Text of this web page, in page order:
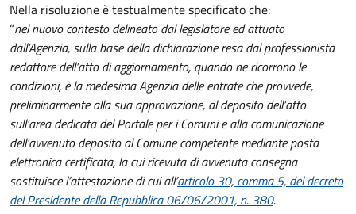
Nella risoluzione è testualmente specificato che:
“nel nuovo contesto delineato dal legislatore ed attuato
dall’Agenzia, sulla base della dichiarazione resa dal professionista
redattore dell’atto di aggiornamento, quando ne ricorrono le
condizioni, è la medesima Agenzia delle entrate che provvede,
preliminarmente alla sua approvazione, al deposito dell’atto
sull’area dedicata del Portale per i Comuni e alla comunicazione
dell’avvenuto deposito al Comune competente mediante posta
elettronica certificata, la cui ricevuta di avvenuta consegna
sostituisce l’attestazione di cui all’articolo 30, comma 5, del decreto
del Presidente della Repubblica 06/06/2001, n. 380.